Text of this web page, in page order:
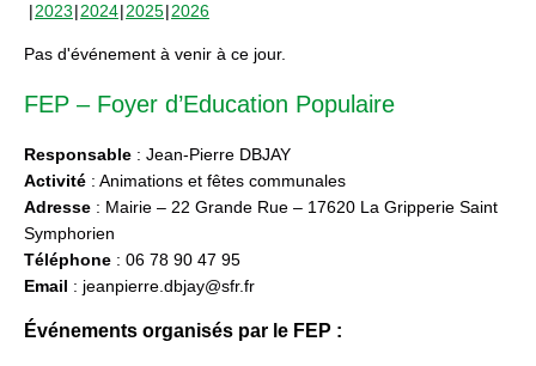
2023 2024 2025 2026
Pas d'événement à venir à ce jour.
FEP – Foyer d’Education Populaire
Responsable : Jean-Pierre DBJAY
Activité : Animations et fêtes communales
Adresse : Mairie – 22 Grande Rue – 17620 La Gripperie Saint
Symphorien
Téléphone : 06 78 90 47 95
Email : jeanpierre.dbjay@sfr.fr
Événements organisés par le FEP :